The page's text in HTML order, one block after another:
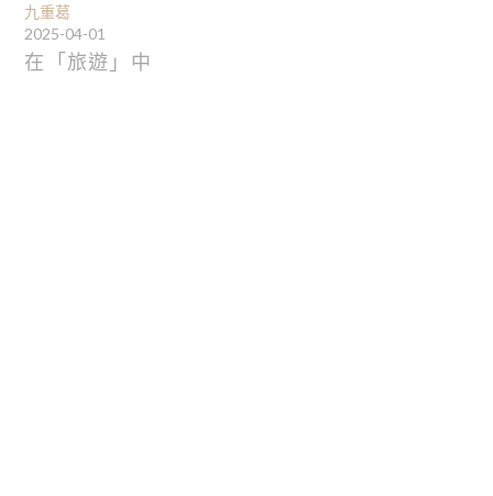
九重葛
2025-04-01
在「旅遊」中